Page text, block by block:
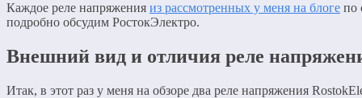
Каждое реле напряжения из рассмотренных у меня на блоге по
подробно обсудим РостокЭлектро.
Внешний вид и отличия реле
Итак, в этот раз у меня на обзоре два реле напряжения